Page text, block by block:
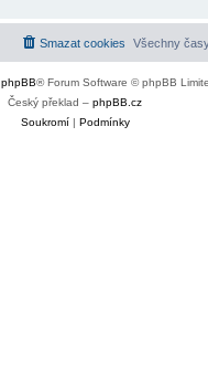
Všechny
Smazat cookies
phpBB® Forum Software © phpBB
Český překlad – phpBB.cz
Soukromí| Podmínky